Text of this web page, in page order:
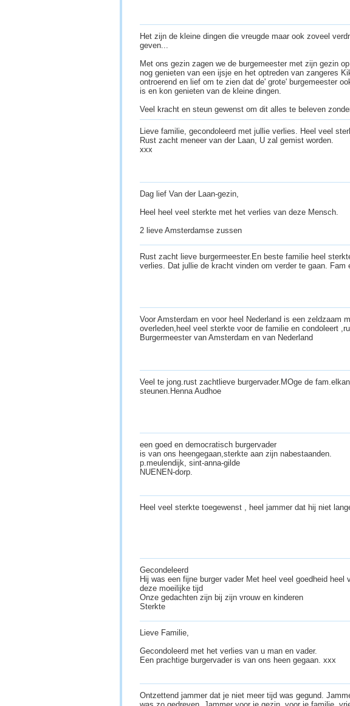
Het zijn de kleine dingen die vreugde maar ook zoveel
geven...
Met ons gezin zagen we de burgemeester met zijn gezin
nog genieten van een ijsje en het optreden van zangeres
ontroerend en lief om te zien dat de' grote' burgemeester
is en kon genieten van de kleine dingen.
Veel kracht en steun gewenst om dit alles te beleven
Lieve familie, gecondoleerd met jullie verlies. Heel veel
Rust zacht meneer van der Laan, U zal gemist worden.
xxx
Dag lief Van der Laan-gezin,
Heel heel veel sterkte met het verlies van deze Mensch.
2 lieve Amsterdamse zussen
Rust zacht lieve burgermeester.En beste familie heel
verlies. Dat jullie de kracht vinden om verder te gaan. Fam
Voor Amsterdam en voor heel Nederland is een zeldzaam
overleden,heel veel sterkte voor de familie en condoleert
Burgermeester van Amsterdam en van Nederland
Veel te jong.rust zachtlieve burgervader.MOge de
steunen.Henna Audhoe
een goed en democratisch burgervader
is van ons heengegaan,sterkte aan zijn nabestaanden.
p.meulendijk, sint-anna-gilde
NUENEN-dorp.
Heel veel sterkte toegewenst , heel jammer dat hij niet
Gecondeleerd
Hij was een fijne burger vader Met heel veel goedheid heel
deze moeilijke tijd
Onze gedachten zijn bij zijn vrouw en kinderen
Sterkte
Lieve Familie,
Gecondoleerd met het verlies van u man en vader.
Een prachtige burgervader is van ons heen gegaan. xxx
Ontzettend jammer dat je niet meer tijd was gegund.
was zo gedreven. Jammer voor je gezin, voor je familie,